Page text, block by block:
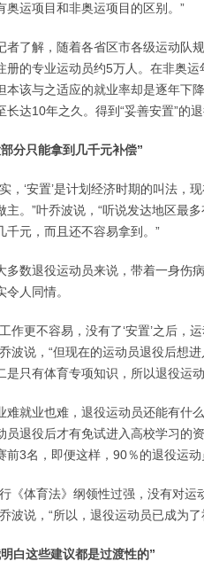
奥运项目和非奥运项目的区别。”
了解，随着各省区市各级运动队规
册的专业运动员约5万人。在非奥
本该与之适应的就业率却是逐年下
长达10年之久。得到“妥善安置”的
分只能拿到几千元补偿”
‘安置’是计划经济时期的叫法，
主。”叶乔波说，“听说发达地区最
千元，而且还不容易拿到。”
数退役运动员来说，带着一身伤病
令人同情。
更不容易，没有了‘安置’之后，
波说，“但现在的运动员退役后想
是只有体育专项知识，所以退役运
就业也难，退役运动员还能有什么
员退役后才有免试进入高校学习的
前3名，即便这样，90％的退役运
体育法》纲领性过强，没有对运
波说，“所以，退役运动员已成为
白这些建议都是过渡性的”